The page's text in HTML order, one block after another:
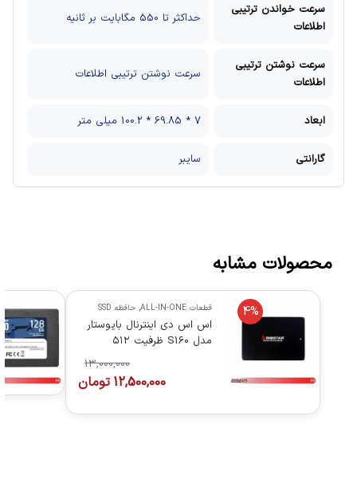
سرعت خواندن ترتیبی
اطلاعات
حداکثر تا 550 مگابایت بر ثانیه
سرعت نوشتن ترتیبی
اطلاعات
سرعت نوشتن ترتیبی اطلاعات
ابعاد 7 * 69.85 * 100.2 میلی متر
گارانتی سایبر
محصولات مشابه
4% قطعات ALL-IN-ONE , حافظه SSD
اس اس دی اینترنال بایوستار
مدل S160 ظرفیت ۵۱۲
13,000,000
12,500,000 تومان